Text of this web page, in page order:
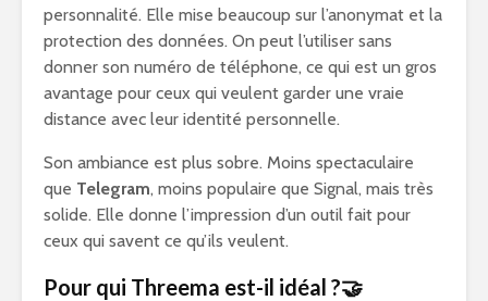
personnalité. Elle mise beaucoup sur l’anonymat et la
protection des données. On peut l’utiliser sans
donner son numéro de téléphone, ce qui est un gros
avantage pour ceux qui veulent garder une vraie
distance avec leur identité personnelle.
Son ambiance est plus sobre. Moins spectaculaire
que Telegram, moins populaire que Signal, mais très
solide. Elle donne l’impression d’un outil fait pour
ceux qui savent ce qu’ils veulent.
Pour qui Threema est-il idéal ?🤝